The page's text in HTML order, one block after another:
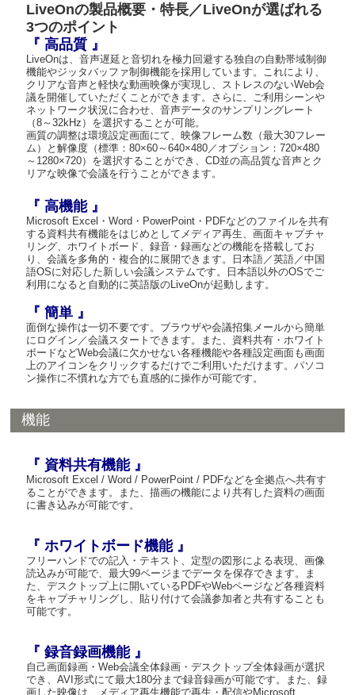
LiveOnの製品概要・特長／LiveOnが選ばれる
3つのポイント
『 高品質 』
LiveOnは、音声遅延と音切れを極力回避する独自の自動帯域制御
機能やジッタバッファ制御機能を採用しています。これにより、
クリアな音声と軽快な動画映像が実現し、ストレスのないWeb会
議を開催していただくことができます。さらに、ご利用シーンや
ネットワーク状況に合わせ、音声データのサンプリングレート
（8～32kHz）を選択することが可能。
画質の調整は環境設定画面にて、映像フレーム数（最大30フレー
ム）と解像度（標準：80×60～640×480／オプション：720×480
～1280×720）を選択することができ、CD並の高品質な音声とク
リアな映像で会議を行うことができます。
『 高機能 』
Microsoft Excel・Word・PowerPoint・PDFなどのファイルを共有
する資料共有機能をはじめとしてメディア再生、画面キャプチャ
リング、ホワイトボード、録音・録画などの機能を搭載してお
り、会議を多角的・複合的に展開できます。日本語／英語／中国
語OSに対応した新しい会議システムです。日本語以外のOSでご
利用になると自動的に英語版のLiveOnが起動します。
『 簡単 』
面倒な操作は一切不要です。ブラウザや会議招集メールから簡単
にログイン／会議スタートできます。また、資料共有・ホワイト
ボードなどWeb会議に欠かせない各種機能や各種設定画面も画面
上のアイコンをクリックするだけでご利用いただけます。パソコ
ン操作に不慣れな方でも直感的に操作が可能です。
機能
『 資料共有機能 』
Microsoft Excel / Word / PowerPoint / PDFなどを全拠点へ共有す
ることができます。また、描画の機能により共有した資料の画面
に書き込みが可能です。
『 ホワイトボード機能 』
フリーハンドでの記入・テキスト、定型の図形による表現、画像
読込みが可能で、最大99ページまでデータを保存できます。ま
た、デスクトップ上に開いているPDFやWebページなど各種資料
をキャプチャリングし、貼り付けて会議参加者と共有することも
可能です。
『 録音録画機能 』
自己画面録画・Web会議全体録画・デスクトップ全体録画が選択
でき、AVI形式にて最大180分まで録音録画が可能です。また、録
画した映像は、メディア再生機能で再生・配信やMicrosoft